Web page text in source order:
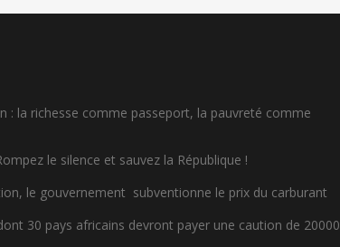
: la richesse comme passeport, la pauvreté comme
le silence et sauvez la République !
le gouvernement subventionne le prix du carburant
30 pays africains devront payer une caution de 20000